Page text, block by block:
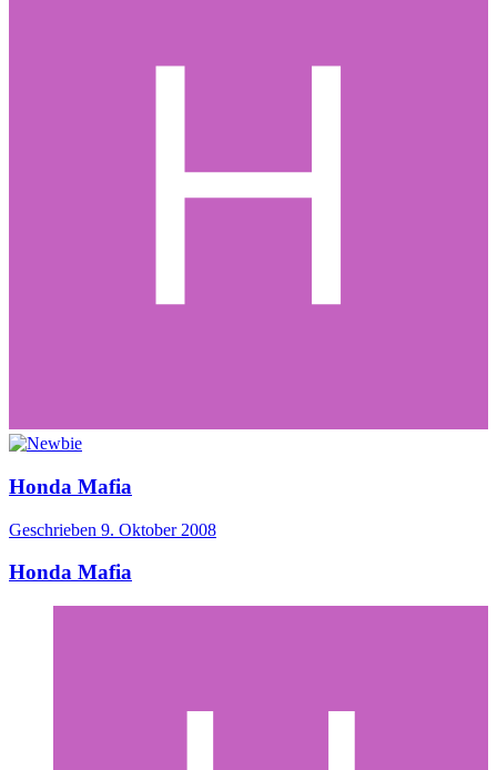
Honda Mafia
Geschrieben 9. Oktober 2008
Honda Mafia